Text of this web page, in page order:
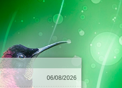
06/08/2026